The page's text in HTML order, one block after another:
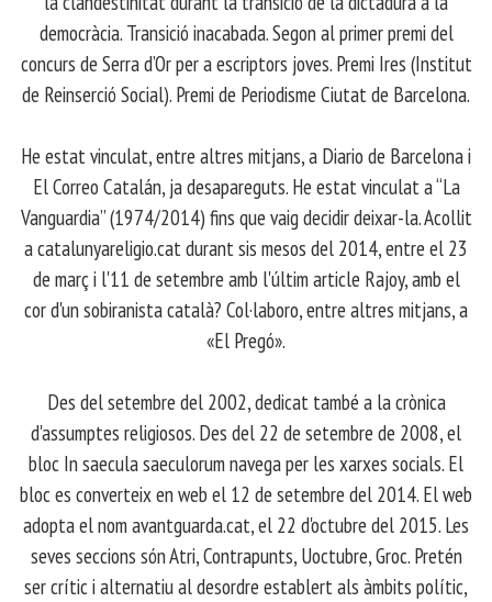
democràcia. Transició inacabada. Segon al primer premi del
concurs de Serra d’Or per a escriptors joves. Premi Ires (Institut
de Reinserció Social). Premi de Periodisme Ciutat de Barcelona.
​ He estat vinculat, entre altres mitjans, a Diario de Barcelona i
El Correo Catalán, ja desapareguts. He estat vinculat a “La
Vanguardia” (1974/2014) fins que vaig decidir deixar-la. Acollit
a catalunyareligio.cat durant sis mesos del 2014, entre el 23
de març i l'11 de setembre amb l'últim article Rajoy, amb el
cor d'un sobiranista català? Col·laboro, entre altres mitjans, a
«El Pregó».
​ Des del setembre del 2002, dedicat també a la crònica
d'assumptes religiosos. Des del 22 de setembre de 2008, el
bloc In saecula saeculorum navega per les xarxes socials. El
bloc es converteix en web el 12 de setembre del 2014. El web
adopta el nom avantguarda.cat, el 22 d'octubre del 2015. Les
seves seccions són Atri, Contrapunts, Uoctubre, Groc. Pretén
ser crític i alternatiu al desordre establert als àmbits polític,